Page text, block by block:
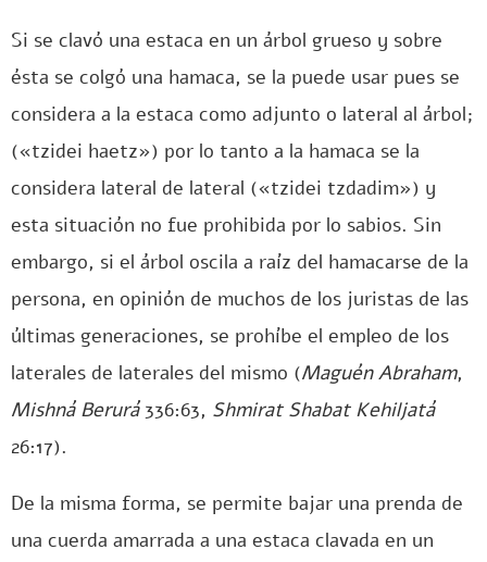
Si se clavó una estaca en un árbol grueso y sobre
ésta se colgó una hamaca, se la puede usar pues se
considera a la estaca como adjunto o lateral al árbol;
(«tzidei haetz») por lo tanto a la hamaca se la
considera lateral de lateral («tzidei tzdadim») y
esta situación no fue prohibida por lo sabios. Sin
embargo, si el árbol oscila a raíz del hamacarse de la
persona, en opinión de muchos de los juristas de las
últimas generaciones, se prohíbe el empleo de los
laterales de laterales del mismo (Maguén Abraham,
Mishná Berurá336:63, Shmirat Shabat Kehiljatá
26:17).
De la misma forma, se permite bajar una prenda de
una cuerda amarrada a una estaca clavada en un